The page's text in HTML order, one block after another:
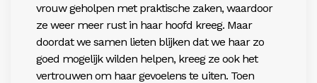
vrouw geholpen met praktische zaken, waardoor
ze weer meer rust in haar hoofd kreeg. Maar
doordat we samen lieten blijken dat we haar zo
goed mogelijk wilden helpen, kreeg ze ook het
vertrouwen om haar gevoelens te uiten. Toen